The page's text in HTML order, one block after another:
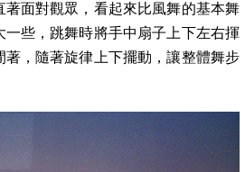
著面對觀眾，看起來比風舞的基本舞
一些，跳舞時將手中扇子上下左右揮
，隨著旋律上下擺動，讓整體舞步